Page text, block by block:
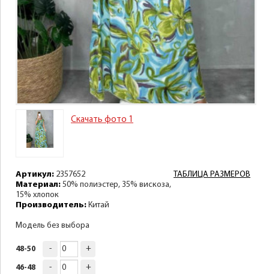
Скачать фото 1
ТАБЛИЦА РАЗМЕРОВ
Артикул: 2357652
Материал: 50% полиэстер, 35% вискоза,
15% хлопок
Производитель: Китай
Модель без выбора
48-50 - +
46-48 - +